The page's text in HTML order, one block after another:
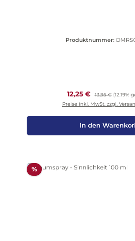
Produktnummer:
Verkaufspreis:
12,25 € Regulärer Preis:
13,95 € (12.19%
Preise inkl. MwSt. zzgl.
In den
%Rabatt